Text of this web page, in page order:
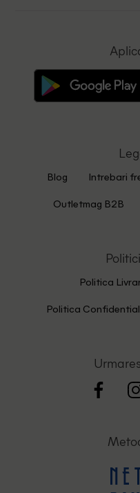
Blog Intrebari
Outletmag B2B
Politica
Politica